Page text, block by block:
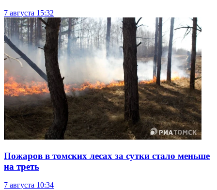
7 августа 15:32
Пожаров в томских лесах за сутки стало меньше
на треть
7 августа 10:34